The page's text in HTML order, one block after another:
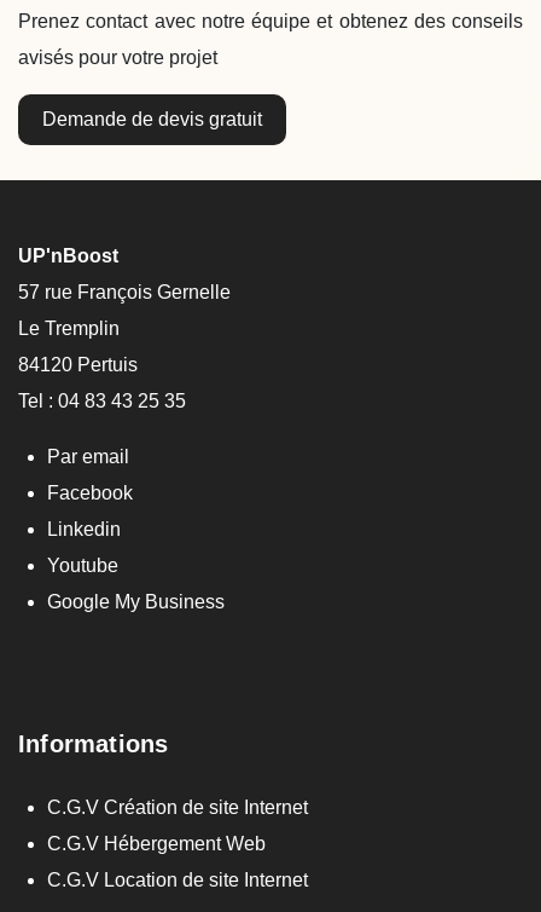
Prenez contact avec notre équipe et obtenez des conseils
avisés pour votre projet
Demande de devis gratuit
UP'nBoost
57 rue François Gernelle
Le Tremplin
84120 Pertuis
Tel : 04 83 43 25 35
Par email
Facebook
Linkedin
Youtube
Google My Business
Informations
C.G.V Création de site Internet
C.G.V Hébergement Web
C.G.V Location de site Internet